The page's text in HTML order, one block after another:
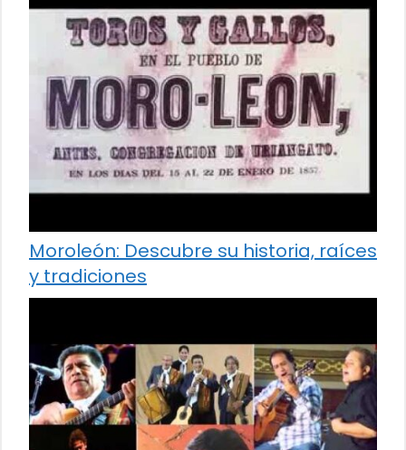
Moroleón: Descubre su historia, raíces
y tradiciones